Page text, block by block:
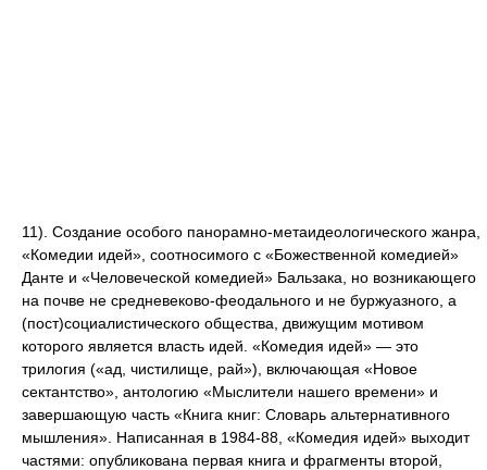
11). Создание особого панорамно-метаидеологического жанра,
«Комедии идей», соотносимого с «Божественной комедией»
Данте и «Человеческой комедией» Бальзака, но возникaющего
на почве не средневеково-феодального и не буржуазного, а
(пост)социалистического общества, движущим мотивом
которого является власть идей. «Комедия идей» — это
трилогия («ад, чистилище, рай»), включающая «Новое
сектантство», антологию «Мыслители нашего времени» и
завершающую часть «Книга книг: Словарь альтернативного
мышления». Написанная в 1984-88, «Комедия идей» выходит
частями: опубликована первая книга и фрагменты второй,